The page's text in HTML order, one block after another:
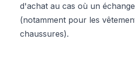
d'achat au cas où un
(notamment pour les
chaussures).